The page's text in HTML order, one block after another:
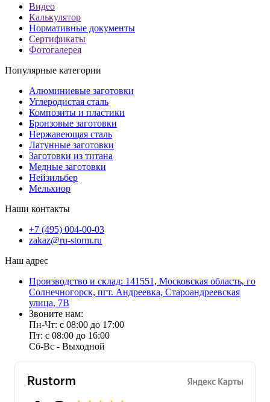
Видео
Калькулятор
Нормативные документы
Сертификаты
Фотогалерея
Популярные категории
Алюминиевые заготовки
Углеродистая сталь
Композиты и пластики
Бронзовые заготовки
Нержавеющая сталь
Латунные заготовки
Заготовки из титана
Медные заготовки
Нейзильбер
Мельхиор
Наши контакты
+7 (495) 004-00-03
zakaz@ru-storm.ru
Наш адрес
Производство и склад: 141551, Московская область, го
Солнечногорск, пгт. Андреевка, Староандреевская
улица, 7В
Звоните нам:
Пн-Чт: с 08:00 до 17:00
Пт: с 08:00 до 16:00
Сб-Вс - Выходной